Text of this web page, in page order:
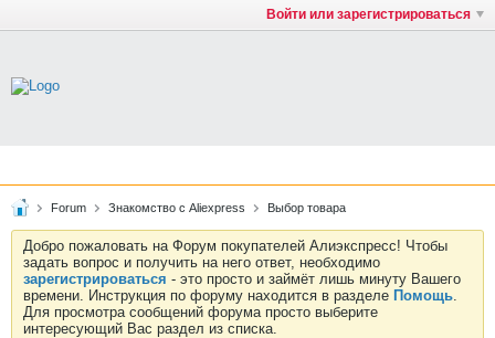
Войти или зарегистрироваться
Forum Знакомство с Aliexpress Выбор товара
Добро пожаловать на Форум покупателей Алиэкспресс! Чтобы
задать вопрос и получить на него ответ, необходимо
зарегистрироваться - это просто и займёт лишь минуту Вашего
времени. Инструкция по форуму находится в разделе Помощь.
Для просмотра сообщений форума просто выберите
интересующий Вас раздел из списка.